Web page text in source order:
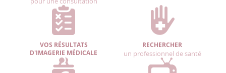
VOS RÉSULTATS
D'IMAGERIE MÉDICALE
RECHERCHER
un professionnel de santé